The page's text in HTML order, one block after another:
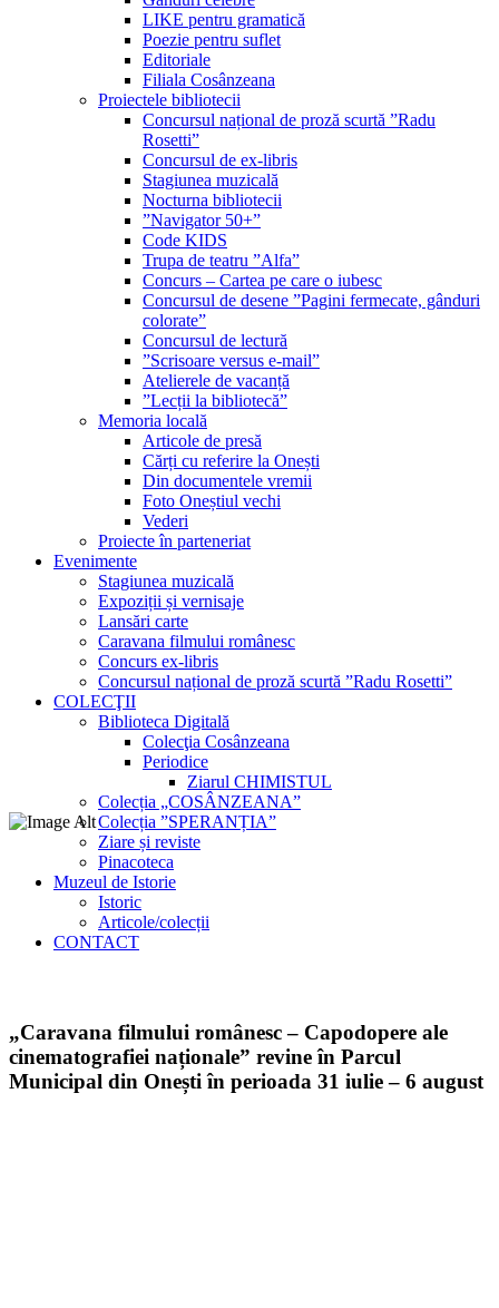
LIKE pentru gramatică
Poezie pentru suflet
Editoriale
Filiala Cosânzeana
Proiectele bibliotecii
Concursul național de proză scurtă ”Radu
Rosetti”
Concursul de ex-libris
Stagiunea muzicală
Nocturna bibliotecii
”Navigator 50+”
Code KIDS
Trupa de teatru ”Alfa”
Concurs – Cartea pe care o iubesc
Concursul de desene ”Pagini fermecate, gânduri
colorate”
Concursul de lectură
”Scrisoare versus e-mail”
Atelierele de vacanță
”Lecții la bibliotecă”
Memoria locală
Articole de presă
Cărți cu referire la Onești
Din documentele vremii
Foto Oneștiul vechi
Vederi
Proiecte în parteneriat
Evenimente
Stagiunea muzicală
Expoziții și vernisaje
Lansări carte
Caravana filmului românesc
Concurs ex-libris
Concursul național de proză scurtă ”Radu Rosetti”
COLECŢII
Biblioteca Digitală
Colecţia Cosânzeana
Periodice
Ziarul CHIMISTUL
Colecția „COSÂNZEANA”
Colecția ”SPERANȚIA”
Ziare și reviste
Pinacoteca
Muzeul de Istorie
Istoric
Articole/colecții
CONTACT
„Caravana filmului românesc – Capodopere ale
cinematografiei naționale” revine în Parcul
Municipal din Onești în perioada 31 iulie – 6 august